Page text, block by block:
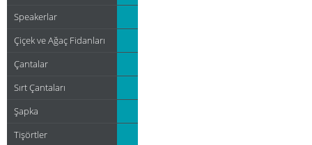
Speakerlar
Çiçek ve Ağaç Fidanları
Çantalar
Sırt Çantaları
Şapka
Tişörtler